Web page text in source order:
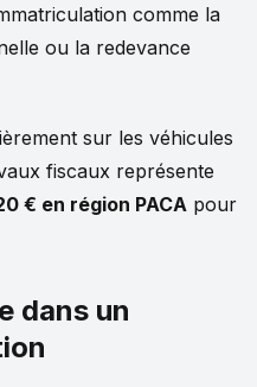
comme la
ou la redevance
sur les véhicules
fiscaux représente
€ en région PACA pour
dans un